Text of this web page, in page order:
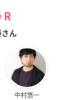
ん
中村悠一